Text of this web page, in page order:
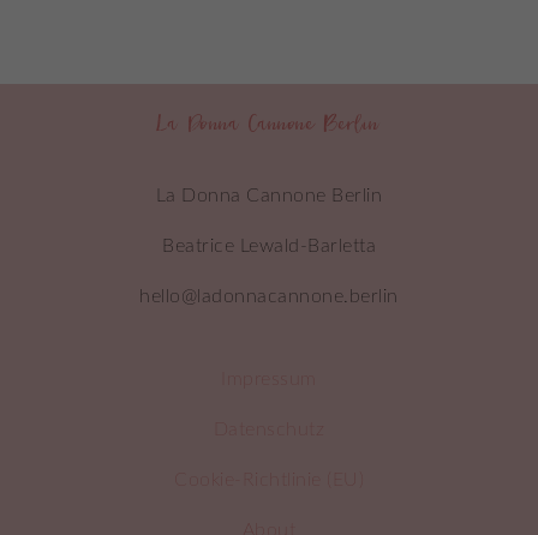
La Donna Cannone Berlin
La Donna Cannone Berlin
Beatrice Lewald-Barletta
hello@ladonnacannone.berlin